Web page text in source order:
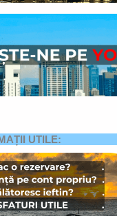
UTILE: